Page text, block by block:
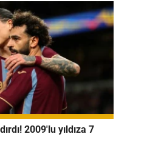
2009'lu yıldıza 7